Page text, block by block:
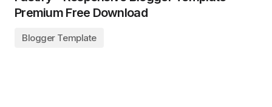
Premium Free Download
Blogger Template